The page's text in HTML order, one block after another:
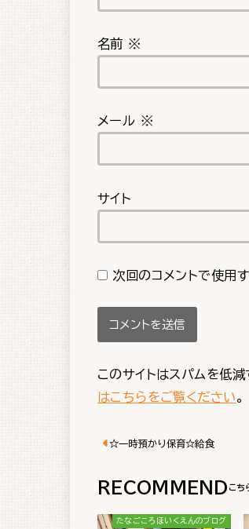
名前 ※
メール ※
サイト
次回のコメントで使用
このサイトはスパムを低
はこちらをご覧ください。
☆一時預かり保育☆給食
RECOMMEND
たなごころほいくえんのブログ